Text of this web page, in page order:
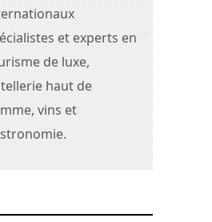
et experts en
de luxe,
haut de
vins et